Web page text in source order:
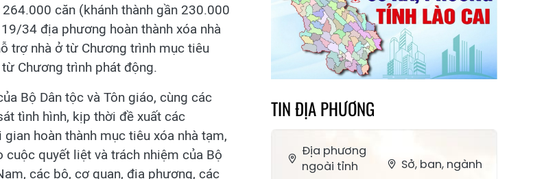
căn (khánh thành gần 230.000
34 địa phương hoàn thành xóa nhà
trợ nhà ở từ Chương trình mục tiêu
Chương trình phát động.
Bộ Dân tộc và Tôn giáo, cùng các
tình hình, kịp thời đề xuất các
hoàn thành mục tiêu xóa nhà tạm,
quyết liệt và trách nhiệm của Bộ
các bộ, cơ quan, địa phương, các
TIN ĐỊA PHƯƠNG
Địa phương
ngoài tỉnh
Sở, ban, ngành